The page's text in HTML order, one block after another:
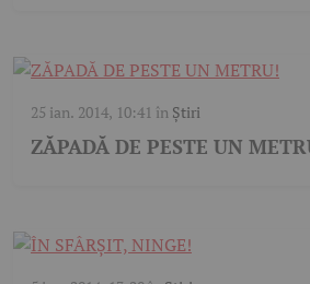
25 ian. 2014, 10:41 în Știri
ZĂPADĂ DE PESTE UN